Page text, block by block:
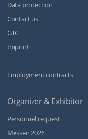
Data protection
Contact us
GTC
Imprint
Employment contracts
Organizer & Exhibitor
Personnel request
Messen 2026